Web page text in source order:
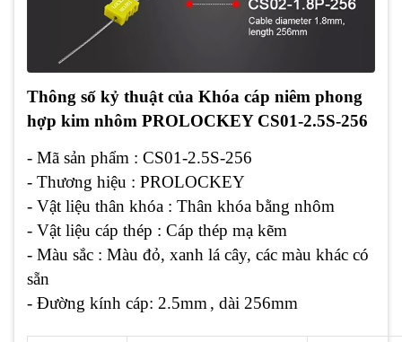
Thông số kỷ thuật của Khóa cáp niêm phong
hợp kim nhôm PROLOCKEY CS01-2.5S-256
- Mã sản phẩm : CS01-2.5S-256
- Thương hiệu : PROLOCKEY
- Vật liệu thân khóa : Thân khóa bằng nhôm
- Vật liệu cáp thép : Cáp thép mạ kẽm
- Màu sắc : Màu đỏ, xanh lá cây, các màu khác có
sẵn
- Đường kính cáp: 2.5mm, dài 256mm